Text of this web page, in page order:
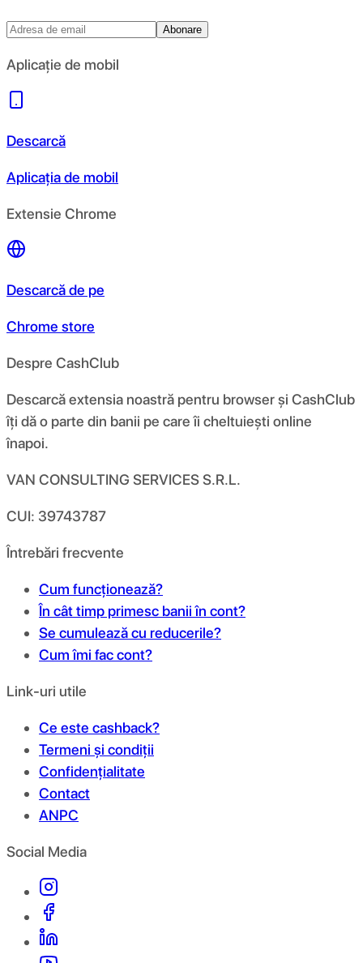
Abonare
Aplicație de mobil
Descarcă
Aplicația de mobil
Extensie Chrome
Descarcă de pe
Chrome store
Despre CashClub
Descarcă extensia noastră pentru browser și CashClub
îți dă o parte din banii pe care îi cheltuiești online
înapoi.
VAN CONSULTING SERVICES S.R.L.
CUI: 39743787
Întrebări frecvente
Cum funcționează?
În cât timp primesc banii în cont?
Se cumulează cu reducerile?
Cum îmi fac cont?
Link-uri utile
Ce este cashback?
Termeni și condiții
Confidențialitate
Contact
ANPC
Social Media